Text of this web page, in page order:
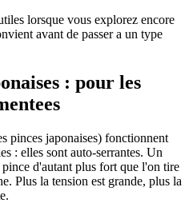
lorsque vous explorez encore
avant de passer a un type
: pour les
pinces japonaises) fonctionnent
: elles sont auto-serrantes. Un
d'autant plus fort que l'on tire
Plus la tension est grande, plus la